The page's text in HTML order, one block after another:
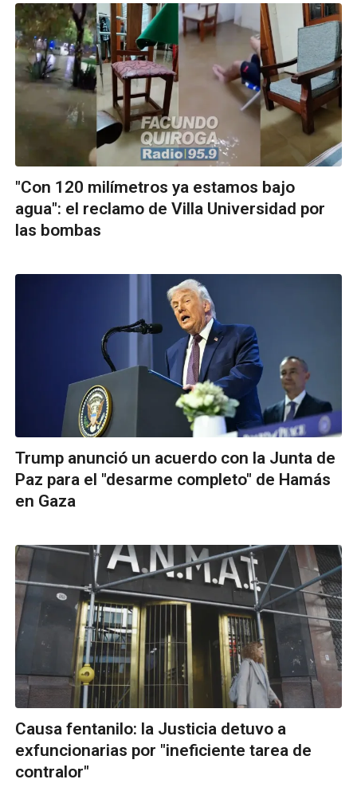
"Con 120 milímetros ya estamos bajo
agua": el reclamo de Villa Universidad por
las bombas
Trump anunció un acuerdo con la Junta de
Paz para el "desarme completo" de Hamás
en Gaza
Causa fentanilo: la Justicia detuvo a
exfuncionarias por "ineficiente tarea de
contralor"